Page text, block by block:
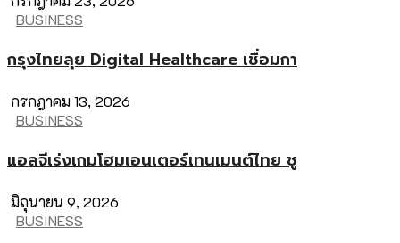
BUSINESS
กรุงไทยลุย Digital Healthcare เชื่อมกา
กรกฎาคม 13, 2026
BUSINESS
แอลจีเร่งเกมโฮมเอนเตอร์เทนเมนต์ไทย ชู
มิถุนายน 9, 2026
BUSINESS